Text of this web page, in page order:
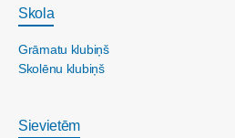
Skola
Grāmatu klubiņš
Skolēnu klubiņš
Sievietēm